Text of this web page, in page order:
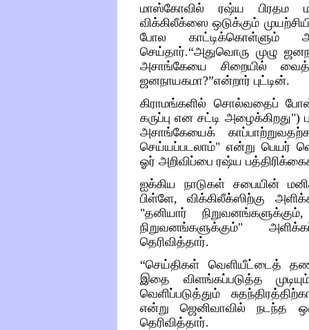
மாஸ்கோவில்
ரஷ்ய பிரதம
விக்கிலீக்ஸை ஒடுக்கும்
போல
காட்டிக்கொள்ளும்
செய்தார்.“அதுவொரு முழு
அசாங்கேயை
சிறையில்
ஜனநாயகமா?”என்றார் புட் டின்.
கிராமங்களில் சொல்வதைப்
கருப்பு என சட்டி அழைக்கிறது")
அசாங்கேயைக்
செய்யப்படலாம்" என்று பெயர்
ஓர் அறிவிப்பை ரஷ்ய
ஐக்கிய
நாடுகள் சபையின்
பிள்ளே,விக்கிலீக்ஸிற்கு
"தனியார் நிறுவனங்களுக்கும்
நிறுவனங்களுக்கும்"
தெரிவித்தார்.
“செய்திகள் வெளியீட்டைத்
இதை
விளங்கப்படுத்த
வெளிப்படுத்தும்
என்று
ஜெனிவாவில் நடந்த
தெரிவித்தார்.